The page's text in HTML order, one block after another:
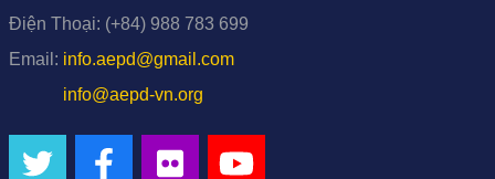
Điện Thoại: (+84) 988 783 699
Email: info.aepd@gmail.com
info@aepd-vn.org